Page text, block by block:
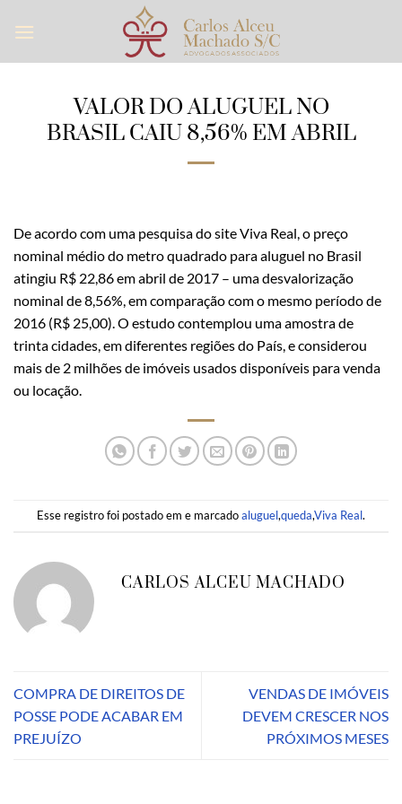
VALOR DO ALUGUEL NO
BRASIL CAIU 8,56% EM ABRIL
De acordo com uma pesquisa do site Viva Real, o preço
nominal médio do metro quadrado para aluguel no Brasil
atingiu R$ 22,86 em abril de 2017 – uma desvalorização
nominal de 8,56%, em comparação com o mesmo período de
2016 (R$ 25,00). O estudo contemplou uma amostra de
trinta cidades, em diferentes regiões do País, e considerou
mais de 2 milhões de imóveis usados disponíveis para venda
ou locação.
Esse registro foi postado em e marcadoaluguel,queda,Viva Real.
CARLOS ALCEU MACHADO
COMPRA DE DIREITOS DE
POSSE PODE ACABAR EM
PREJUÍZO
VENDAS DE IMÓVEIS
DEVEM CRESCER NOS
PRÓXIMOS MESES